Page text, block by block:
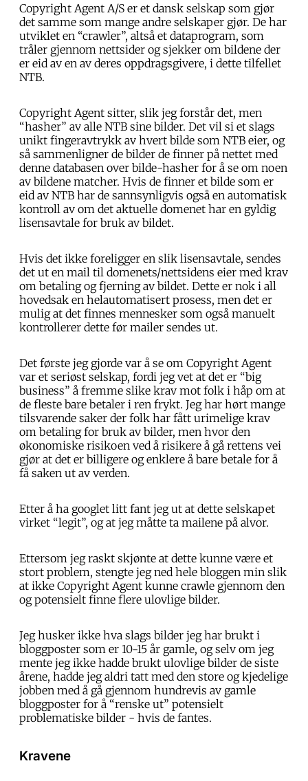
Copyright Agent A/S er et dansk selskap som gjør
det samme som mange andre selskaper gjør. De har
utviklet en “crawler”, altså et dataprogram, som
tråler gjennom nettsider og sjekker om bildene der
er eid av en av deres oppdragsgivere, i dette tilfellet
NTB.
Copyright Agent sitter, slik jeg forstår det, men
“hasher” av alle NTB sine bilder. Det vil si et slags
unikt fingeravtrykk av hvert bilde som NTB eier, og
så sammenligner de bilder de finner på nettet med
denne databasen over bilde-hasher for å se om noen
av bildene matcher. Hvis de finner et bilde som er
eid av NTB har de sannsynligvis også en automatisk
kontroll av om det aktuelle domenet har en gyldig
lisensavtale for bruk av bildet.
Hvis det ikke foreligger en slik lisensavtale, sendes
det ut en mail til domenets/nettsidens eier med krav
om betaling og fjerning av bildet. Dette er nok i all
hovedsak en helautomatisert prosess, men det er
mulig at det finnes mennesker som også manuelt
kontrollerer dette før mailer sendes ut.
Det første jeg gjorde var å se om Copyright Agent
var et seriøst selskap, fordi jeg vet at det er “big
business” å fremme slike krav mot folk i håp om at
de fleste bare betaler i ren frykt. Jeg har hørt mange
tilsvarende saker der folk har fått urimelige krav
om betaling for bruk av bilder, men hvor den
økonomiske risikoen ved å risikere å gå rettens vei
gjør at det er billigere og enklere å bare betale for å
få saken ut av verden.
Etter å ha googlet litt fant jeg ut at dette selskapet
virket “legit”, og at jeg måtte ta mailene på alvor.
Ettersom jeg raskt skjønte at dette kunne være et
stort problem, stengte jeg ned hele bloggen min slik
at ikke Copyright Agent kunne crawle gjennom den
og potensielt finne flere ulovlige bilder.
Jeg husker ikke hva slags bilder jeg har brukt i
bloggposter som er 10-15 år gamle, og selv om jeg
mente jeg ikke hadde brukt ulovlige bilder de siste
årene, hadde jeg aldri tatt med den store og kjedelige
jobben med å gå gjennom hundrevis av gamle
bloggposter for å “renske ut” potensielt
problematiske bilder - hvis de fantes.
Kravene